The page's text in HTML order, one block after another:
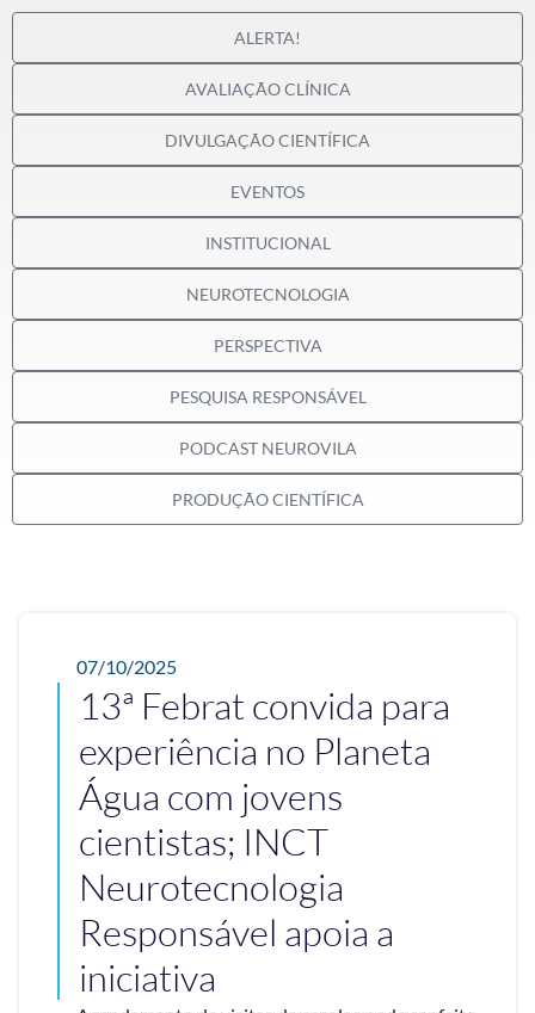
ALERTA!
AVALIAÇÃO CLÍNICA
DIVULGAÇÃO CIENTÍFICA
EVENTOS
INSTITUCIONAL
NEUROTECNOLOGIA
PERSPECTIVA
PESQUISA RESPONSÁVEL
PODCAST NEUROVILA
PRODUÇÃO CIENTÍFICA
07/10/2025
13ª Febrat convida para
experiência no Planeta
Água com jovens
cientistas; INCT
Neurotecnologia
Responsável apoia a
iniciativa